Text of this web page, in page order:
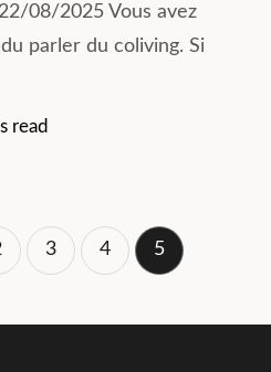
08/2025 Vous avez
parler du coliving. Si
read
3 4 5